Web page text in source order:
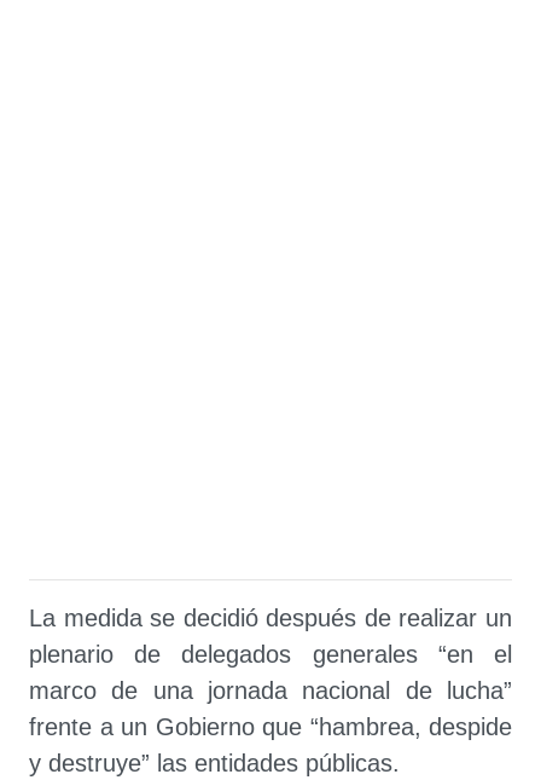
La medida se decidió después de realizar un
plenario de delegados generales “en el
marco de una jornada nacional de lucha”
frente a un Gobierno que “hambrea, despide
y destruye” las entidades públicas.